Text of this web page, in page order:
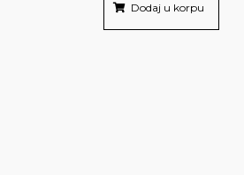
Dodaj u korpu